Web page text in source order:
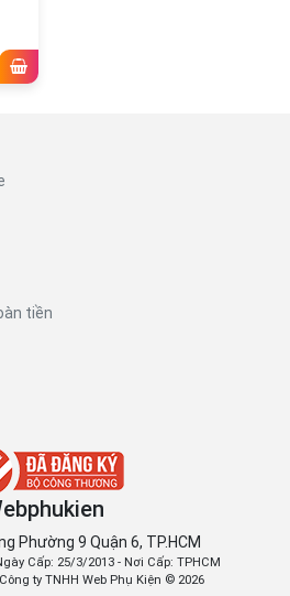
tiền
Phường 9 Quận 6, TP.HCM
Cấp: 25/3/2013 - Nơi Cấp: TPHCM
ty TNHH Web Phụ Kiện © 2026